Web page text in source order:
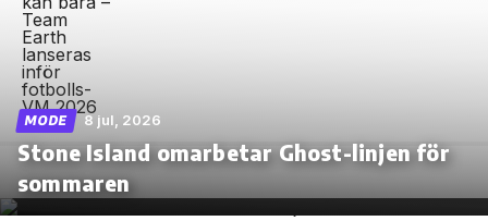
MODE 8 jul, 2026
Stone Island omarbetar Ghost-linjen för
sommaren